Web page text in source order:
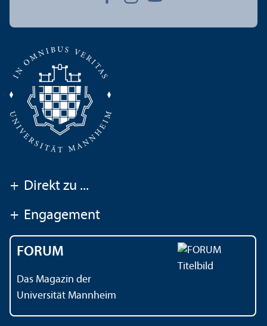
+ Direkt zu ...
+ Engagement
FORUM
Das Magazin der
Universität Mannheim